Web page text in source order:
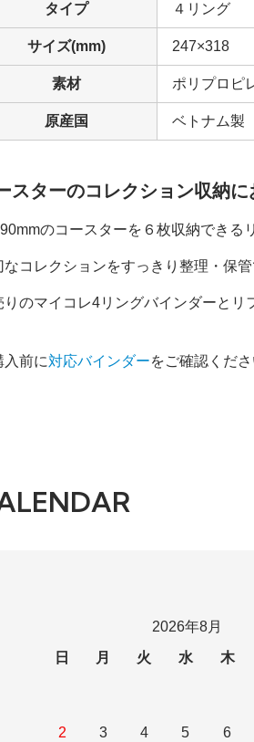
タイプ ４リング
サイズ(mm) 247×318
素材 ポリプロピ
原産国 ベトナム製
スターのコレクション収納に
のコースターを６枚収納できる
なコレクションをすっきり整理・保管
りのマイコレ4リングバインダーと
入前に対応バインダーをご確認くださ
2026年8月
日
月 火 水 木
2 3 4 5 6